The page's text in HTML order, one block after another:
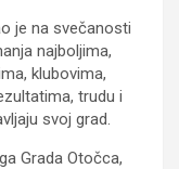
je na svečanosti
najboljima,
klubovima,
trudu i
svoj grad.
Grada Otočca,